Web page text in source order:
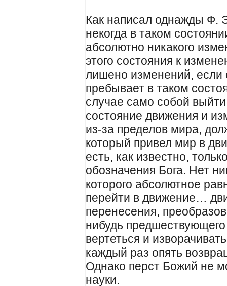
Как написал однажды Ф.
некогда в таком
абсолютно никакого
этого состояния к
лишено изменений, если
пребывает в таком
случае само собой выйти
состояние движения и
из-за пределов мира,
который привел мир в
есть, как известно,
обозначения Бога. Нет
которого абсолютное
перейти в движение…
перенесения,
нибудь
вертеться и
каждый раз опять
Однако перст Божий не
науки.